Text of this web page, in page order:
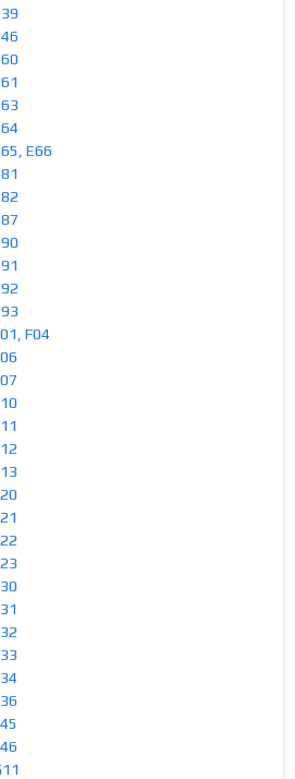
E66
F04